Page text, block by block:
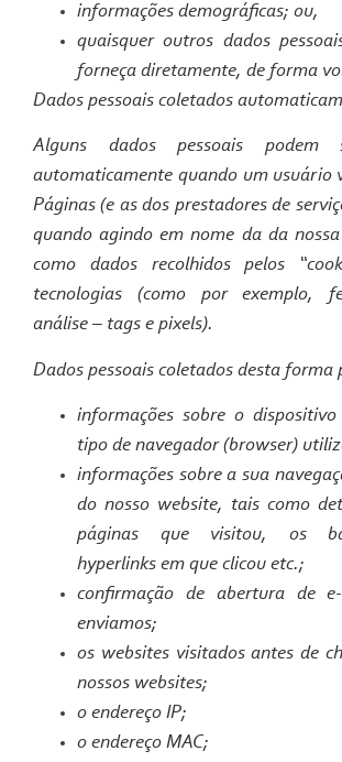
informações demográficas; ou,
quaisquer outros dados
forneça diretamente, de forma
Dados pessoais coletados
Alguns dados pessoais podem
automaticamente quando um usuário
Páginas (e as dos prestadores de
quando agindo em nome da da
como dados recolhidos pelos
tecnologias (como por exemplo,
análise – tags e pixels).
Dados pessoais coletados desta forma
informações sobre o
tipo de navegador (browser)
informações sobre a sua
do nosso website, tais como
páginas que visitou, os
hyperlinks em que clicou etc.;
confirmação de abertura de
enviamos;
os websitesvisitados antes de
nossos websites;
o endereço IP;
o endereço MAC;